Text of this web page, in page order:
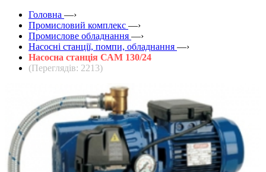
Головна —›
Промисловий комплекс —›
Промислове обладнання —›
Насосні станції, помпи, обладнання —›
Насосна станція САМ 130/24
(Переглядів: 2213)